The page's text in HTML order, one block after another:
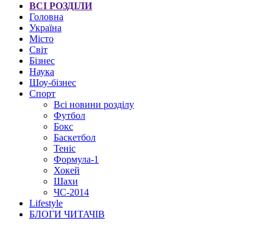
ВСІ РОЗДІЛИ
Головна
Україна
Місто
Світ
Бізнес
Наука
Шоу-бізнес
Спорт
Всі новини розділу
Футбол
Бокс
Баскетбол
Теніс
Формула-1
Хокей
Шахи
ЧС-2014
Lifestyle
БЛОГИ ЧИТАЧІВ